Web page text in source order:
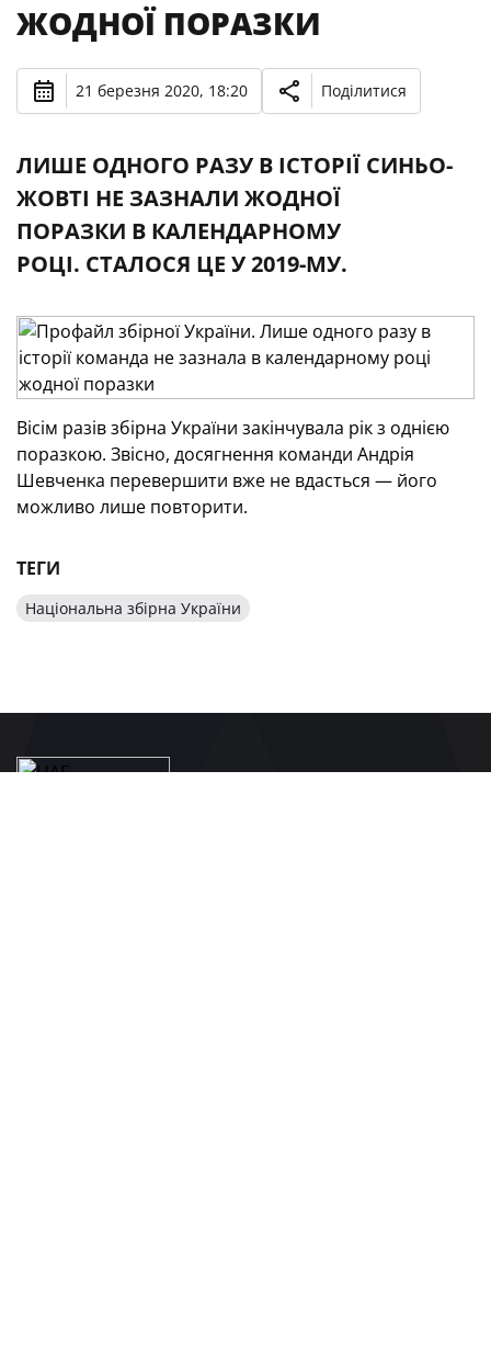
ЖОДНОЇ ПОРАЗКИ
21 березня 2020, 18:20 Поділитися
ЛИШЕ ОДНОГО РАЗУ В ІСТОРІЇ СИНЬО-
ЖОВТІ НЕ ЗАЗНАЛИ ЖОДНОЇ
ПОРАЗКИ В КАЛЕНДАРНОМУ
РОЦІ. СТАЛОСЯ ЦЕ У 2019-МУ.
Вісім разів збірна України закінчувала рік з однією
поразкою. Звісно, досягнення команди Андрія
Шевченка перевершити вже не вдасться — його
можливо лише повторити.
ТЕГИ
Національна збірна України